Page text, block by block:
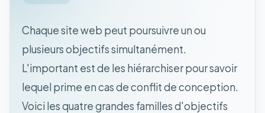
Chaque site web peut poursuivre un ou
plusieurs objectifs simultanément.
L'important est de les hiérarchiser pour savoir
lequel prime en cas de conflit de conception.
Voici les quatre grandes familles d'objectifs